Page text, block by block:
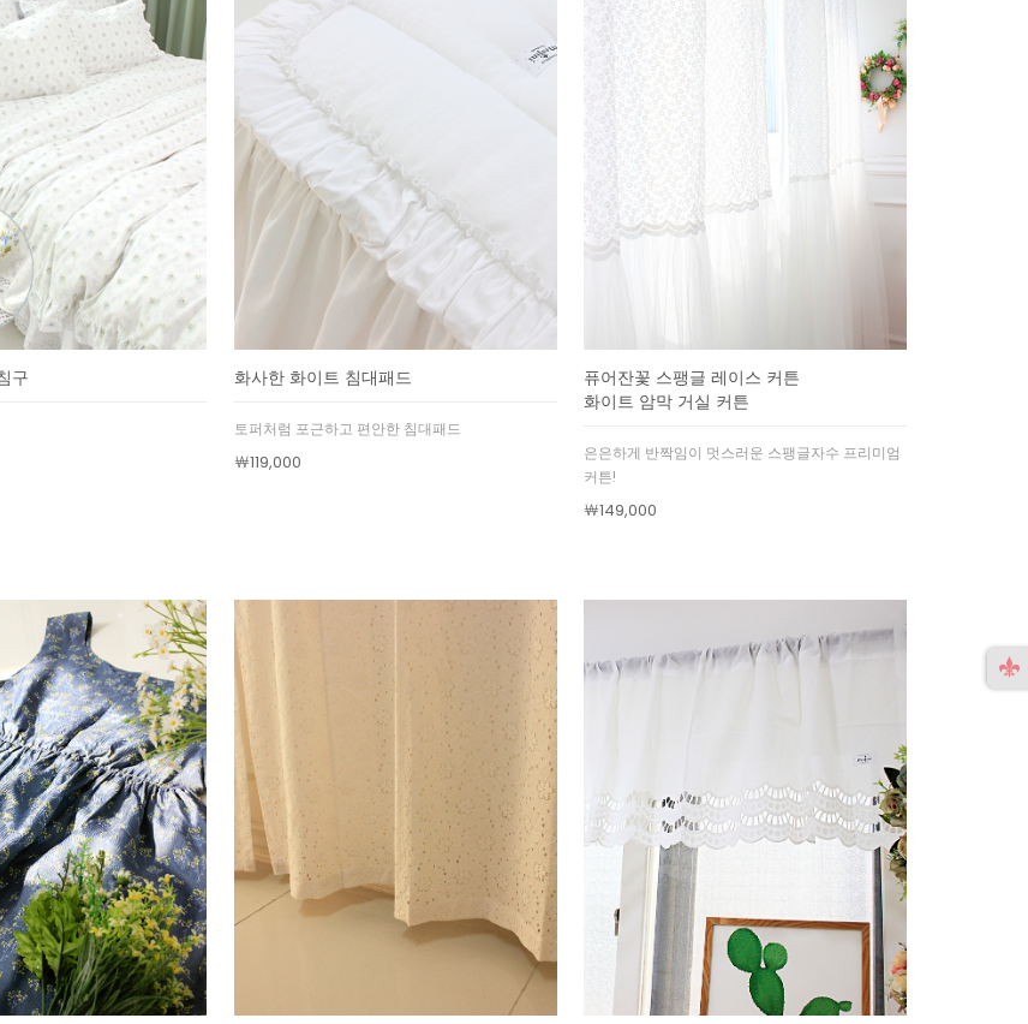
구 화사한 화이트 침대패드
토퍼처럼 포근하고 편안한 침대패드
￦119,000
퓨어잔꽃 스팽글 레이스 커튼
화이트 암막 거실 커튼
은은하게 반짝임이 멋스러운 스팽글자수 프리미엄
커튼!
￦149,000